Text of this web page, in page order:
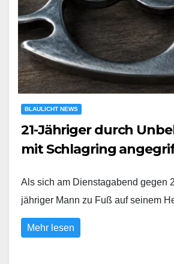
BLAULICHT NEWS
21-Jähriger durch
mit Schlagring
Als sich am Dienstagabend gegen
jähriger Mann zu Fuß auf seinem
Mehr lesen